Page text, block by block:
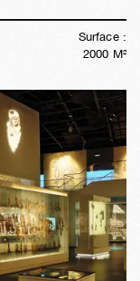
Surface :
2000 M²